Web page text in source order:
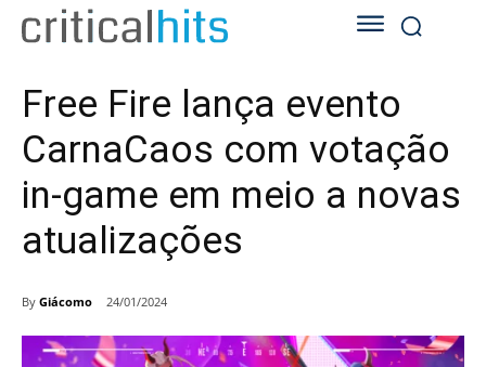
Free Fire lança evento
CarnaCaos com votação
in-game em meio a novas
atualizações
By Giácomo 24/01/2024